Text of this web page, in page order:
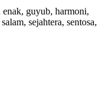
enak, guyub, harmoni,
sejahtera, sentosa,